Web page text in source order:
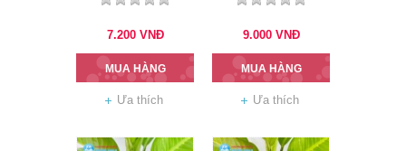
7.200 VNĐ
MUA HÀNG
Ưa thích
9.000 VNĐ
MUA HÀNG
Ưa thích